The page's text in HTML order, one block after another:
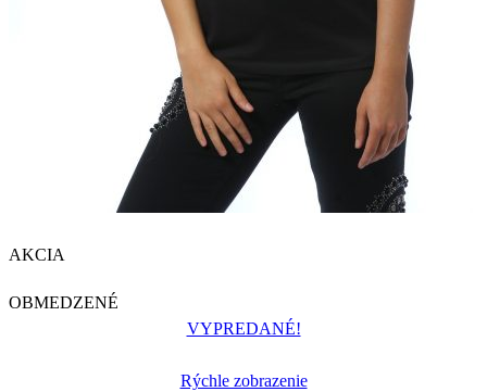
AKCIA
OBMEDZENÉ
VYPREDANÉ!
Rýchle zobrazenie